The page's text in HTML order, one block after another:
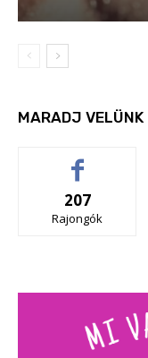
MARADJ VELÜNK
207
Rajongók